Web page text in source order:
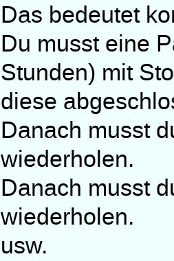
Das bedeutet
Du musst eine
Stunden) mit
diese
Danach musst
wiederholen.
Danach musst
wiederholen.
usw.